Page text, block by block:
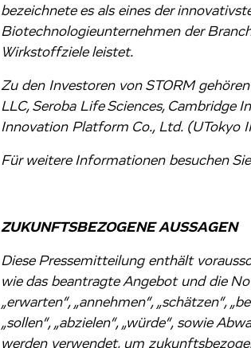
bezeichnete es als eines der
Biotechnologieunternehmen der
Wirkstoffziele leistet.
Zu den Investoren von STORM
LLC, Seroba Life Sciences, Cambridge
Innovation Platform Co., Ltd. (UTokyo
Für weitere Informationen besuchen
ZUKUNFTSBEZOGENE AUSSAGEN
Diese Pressemitteilung enthält
wie das beantragte Angebot und die
„erwarten“, „annehmen“, „schätzen“,
„sollen“, „abzielen“, „würde“, sowie
werden verwendet, um